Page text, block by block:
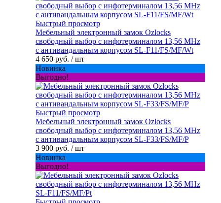
Быстрый просмотр
Мебельный электронный замок Ozlocks
свободный выбор с инфотерминалом 13,56 MHz
с антивандальным корпусом SL-F11/FS/MF/Wt
4 650 руб. / шт
Новинка
Выгодно!
Быстрый просмотр
Мебельный электронный замок Ozlocks
свободный выбор с инфотерминалом 13,56 MHz
с антивандальным корпусом SL-F33/FS/MF/P
3 900 руб. / шт
Новинка
Выгодно!